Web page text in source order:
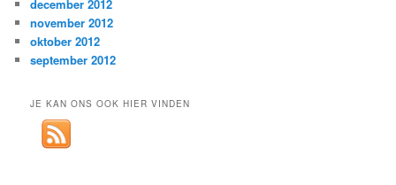
december 2012
november 2012
oktober 2012
september 2012
JE KAN ONS OOK HIER VINDEN